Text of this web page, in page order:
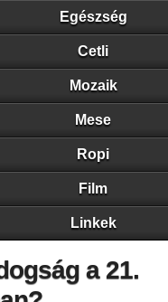
Egészség
Cetli
Mozaik
Mese
Ropi
Film
Linkek
a 21.